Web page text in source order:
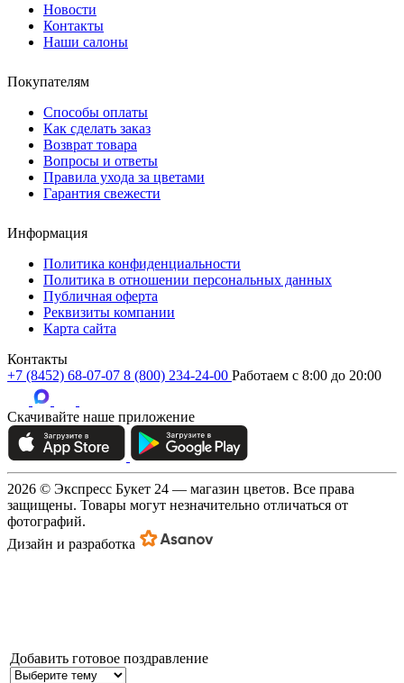
Новости
Контакты
Наши салоны
Покупателям
Способы оплаты
Как сделать заказ
Возврат товара
Вопросы и ответы
Правила ухода за цветами
Гарантия свежести
Информация
Политика конфиденциальности
Политика в отношении персональных данных
Публичная оферта
Реквизиты компании
Карта сайта
Контакты
+7 (8452) 68-07-07 8 (800) 234-24-00 Работаем c 8:00 до 20:00
Скачивайте наше приложение
2026 © Экспресс Букет 24 — магазин цветов. Все права
защищены. Товары могут незначительно отличаться от
фотографий.
Дизайн и разработка
Добавить готовое поздравление